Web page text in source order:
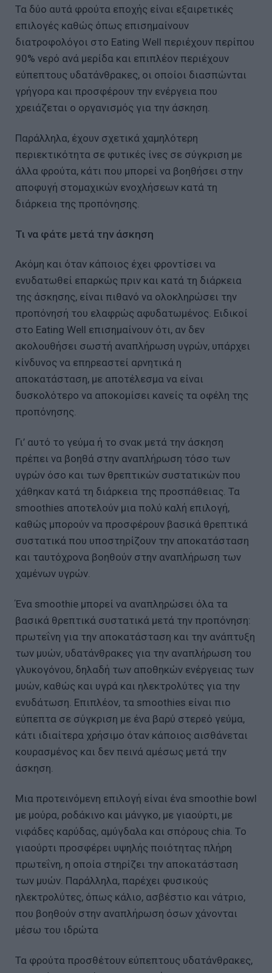
Τα δύο αυτά φρούτα εποχής είναι εξαιρετικές
επιλογές καθώς όπως επισημαίνουν
διατροφολόγοι στο Eating Well περιέχουν περίπου
90% νερό ανά μερίδα και επιπλέον περιέχουν
εύπεπτους υδατάνθρακες, οι οποίοι διασπώνται
γρήγορα και προσφέρουν την ενέργεια που
χρειάζεται ο οργανισμός για την άσκηση.
Παράλληλα, έχουν σχετικά χαμηλότερη
περιεκτικότητα σε φυτικές ίνες σε σύγκριση με
άλλα φρούτα, κάτι που μπορεί να βοηθήσει στην
αποφυγή στομαχικών ενοχλήσεων κατά τη
διάρκεια της προπόνησης.
Τι να φάτε μετά την άσκηση
Ακόμη και όταν κάποιος έχει φροντίσει να
ενυδατωθεί επαρκώς πριν και κατά τη διάρκεια
της άσκησης, είναι πιθανό να ολοκληρώσει την
προπόνησή του ελαφρώς αφυδατωμένος. Ειδικοί
στο Eating Well επισημαίνουν ότι, αν δεν
ακολουθήσει σωστή αναπλήρωση υγρών, υπάρχει
κίνδυνος να επηρεαστεί αρνητικά η
αποκατάσταση, με αποτέλεσμα να είναι
δυσκολότερο να αποκομίσει κανείς τα οφέλη της
προπόνησης.
Γι’ αυτό το γεύμα ή το σνακ μετά την άσκηση
πρέπει να βοηθά στην αναπλήρωση τόσο των
υγρών όσο και των θρεπτικών συστατικών που
χάθηκαν κατά τη διάρκεια της προσπάθειας. Τα
smoothies αποτελούν μια πολύ καλή επιλογή,
καθώς μπορούν να προσφέρουν βασικά θρεπτικά
συστατικά που υποστηρίζουν την αποκατάσταση
και ταυτόχρονα βοηθούν στην αναπλήρωση των
χαμένων υγρών.
Ένα smoothie μπορεί να αναπληρώσει όλα τα
βασικά θρεπτικά συστατικά μετά την προπόνηση:
πρωτεΐνη για την αποκατάσταση και την ανάπτυξη
των μυών, υδατάνθρακες για την αναπλήρωση του
γλυκογόνου, δηλαδή των αποθηκών ενέργειας των
μυών, καθώς και υγρά και ηλεκτρολύτες για την
ενυδάτωση. Επιπλέον, τα smoothies είναι πιο
εύπεπτα σε σύγκριση με ένα βαρύ στερεό γεύμα,
κάτι ιδιαίτερα χρήσιμο όταν κάποιος αισθάνεται
κουρασμένος και δεν πεινά αμέσως μετά την
άσκηση.
Μια προτεινόμενη επιλογή είναι ένα smoothie bowl
με μούρα, ροδάκινο και μάνγκο, με γιαούρτι, με
νιφάδες καρύδας, αμύγδαλα και σπόρους chia. To
γιαούρτι προσφέρει υψηλής ποιότητας πλήρη
πρωτεΐνη, η οποία στηρίζει την αποκατάσταση
των μυών. Παράλληλα, παρέχει φυσικούς
ηλεκτρολύτες, όπως κάλιο, ασβέστιο και νάτριο,
που βοηθούν στην αναπλήρωση όσων χάνονται
μέσω του ιδρώτα
Τα φρούτα προσθέτουν εύπεπτους υδατάνθρακες,